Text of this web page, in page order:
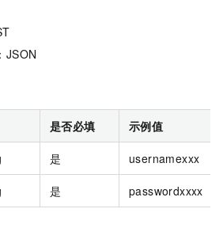
JSON
是否必填 示例值
是 usernamexxx
是 passwordxxxx